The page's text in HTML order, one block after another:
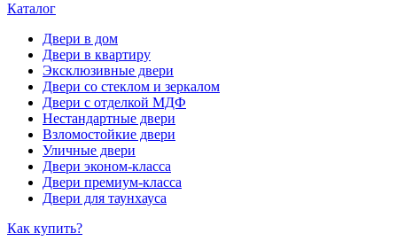
Каталог
Двери в дом
Двери в квартиру
Эксклюзивные двери
Двери со стеклом и зеркалом
Двери с отделкой МДФ
Нестандартные двери
Взломостойкие двери
Уличные двери
Двери эконом-класса
Двери премиум-класса
Двери для таунхауса
Как купить?